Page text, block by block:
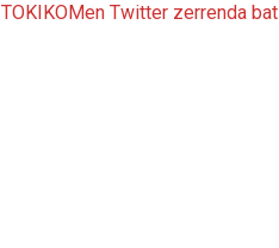
TOKIKOMen Twitter zerrenda bat